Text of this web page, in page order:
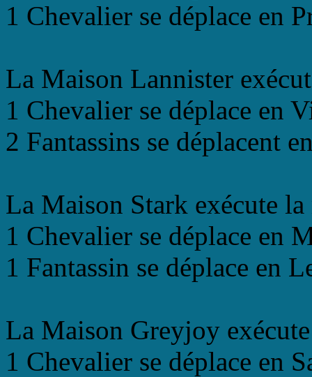
1 Chevalier se déplace en
La Maison Lannister
1 Chevalier se déplace en
2 Fantassins se déplacent
La Maison Stark exécute
1 Chevalier se déplace en
1 Fantassin se déplace en
La Maison Greyjoy
1 Chevalier se déplace en